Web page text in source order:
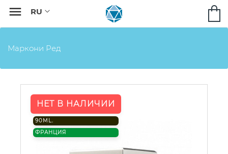

Маркони Ред
НЕТ В НАЛИЧИИ
90ML.
ФРАНЦИЯ